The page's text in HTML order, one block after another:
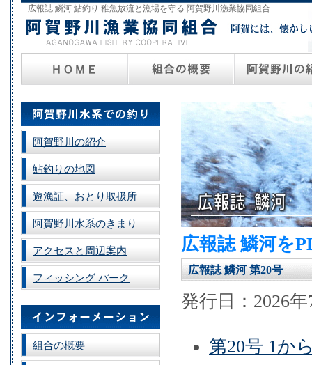
広報誌 鱗河 鮎釣り 稚魚放流と漁場を守る 阿賀野川漁業協同組合
広報誌 鱗河を
広報誌 鱗河 第20号
発行日：2026年
第20号 1か
阿賀野川の紹介
鮎釣りの地図
遊漁証、おとり取扱所
阿賀野川水系のきまり
アクセスと周辺案内
フィッシング パーク
組合の概要